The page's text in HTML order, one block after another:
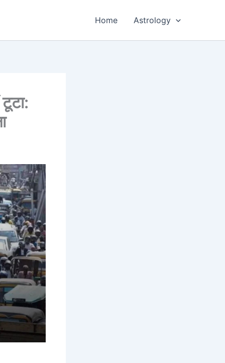
Home Astrology